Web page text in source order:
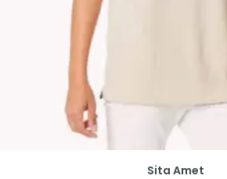
Sita Amet